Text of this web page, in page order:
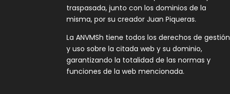
traspasada, junto con los dominios de la
misma, por su creador Juan Piqueras.
La ANVMSh tiene todos los derechos de gestión
y uso sobre la citada web y su dominio,
garantizando la totalidad de las normas y
funciones de la web mencionada.